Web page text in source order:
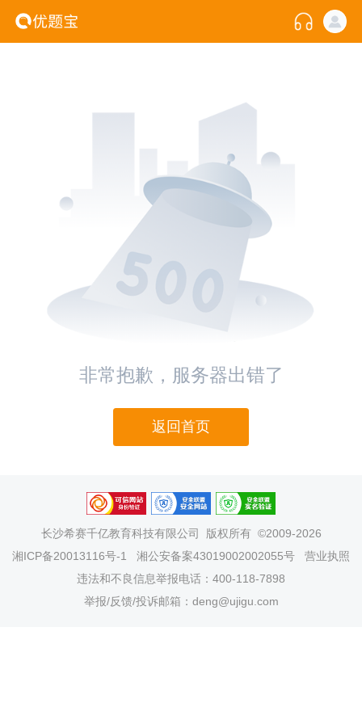
非常抱歉，服务器出错了
返回首页
长沙希赛千亿教育科技有限公司
版权所有 ©2009-2026
湘ICP备20013116号-1
湘公安备案43019002002055号
营业执照
违法和不良信息举报电话：400-118-7898
举报/反馈/投诉邮箱：deng@ujigu.com